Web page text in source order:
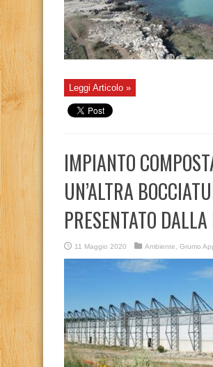
Leggi Articolo »
IMPIANTO
UN’ALTRA
PRESENTATO
11 Maggio 2020 Ambiente Grumo